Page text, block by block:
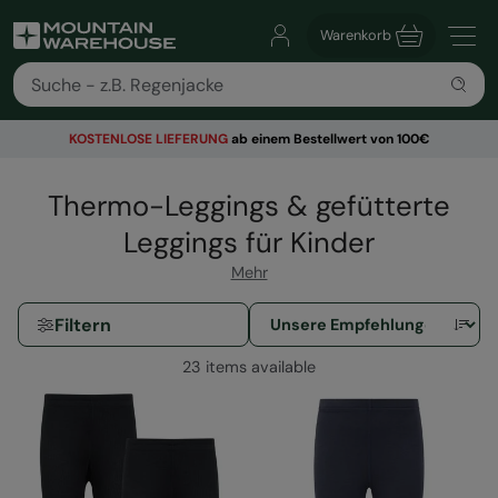
Warenkorb
KOSTENLOSE LIEFERUNGab einem Bestellwert von 100€
Thermo-Leggings & gefütterte
Leggings für Kinder
Mehr
Filtern
23 items available